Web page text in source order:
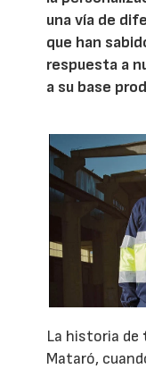
una vía de
que han
respuesta a
a su base
La historia de
Mataró,